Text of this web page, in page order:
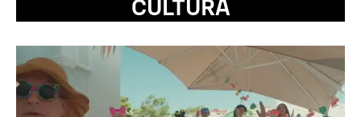
CULTURA